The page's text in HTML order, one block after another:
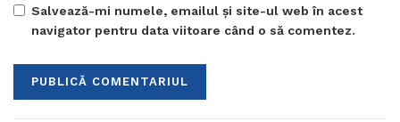
Salvează-mi numele, emailul și site-ul web în acest
navigator pentru data viitoare când o să comentez.